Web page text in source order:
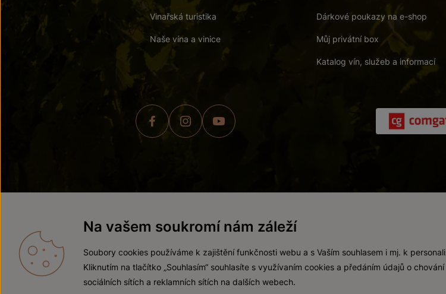
Vinařská turistika
Naše vína a vinice
Dárkové poukazy na e-shop
Můj privátní box
Katalog vín, služeb a informací
Zákaz prodeje alkoholických nápojů
Vytvořil webProgress
Na vašem soukromí nám záleží
Soubory cookies používáme k zajištění funkčnosti webu a s Vaším souhlasem i mj. k
Kliknutím na tlačítko „Souhlasím“ souhlasíte s využívaním cookies a předáním údajů o
sociálních sítích a reklamních sítích na dalších webech.